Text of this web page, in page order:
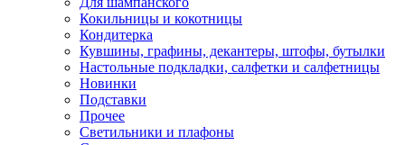
Кокильницы и кокотницы
Кондитерка
Кувшины, графины, декантеры, штофы, бутылки
Настольные подкладки, салфетки и салфетницы
Новинки
Подставки
Прочее
Светильники и плафоны